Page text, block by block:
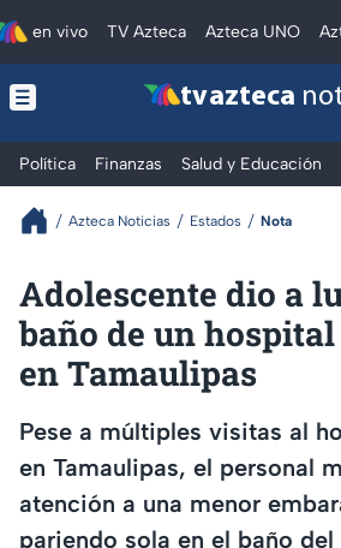
en vivo TV Azteca Azteca UNO
tv azteca
Política Finanzas Salud y Educación
Azteca Noticias Estados Nota
Adolescente dio a
baño de un
en Tamaulipas
Pese a múltiples visitas al
en Tamaulipas, el personal
atención a una menor
pariendo sola en el baño del